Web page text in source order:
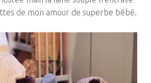
de mon amour de superbe bébé.